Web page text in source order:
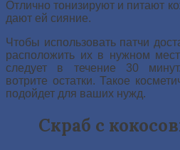
Отлично тонизируют и питают
дают ей сияние.
Чтобы использовать патчи
расположить их в нужном
следует в течение 30
вотрите остатки. Такое
подойдет для ваших нужд.
Скраб с